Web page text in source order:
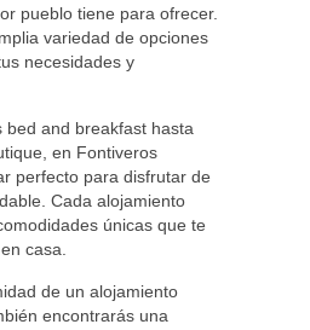
pueblo tiene para ofrecer.
variedad de opciones
necesidades y
bed and breakfast hasta
en Fontiveros
perfecto para disfrutar de
Cada alojamiento
únicas que te
casa.
de un alojamiento
encontrarás una